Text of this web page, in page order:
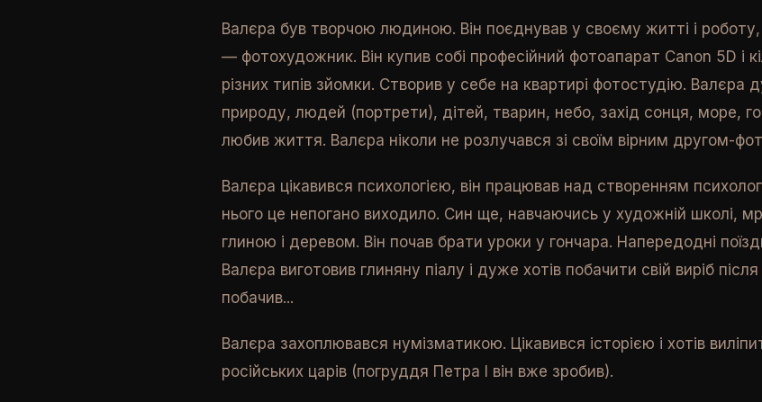
Валєра був творчою людиною. Він поєднував у своєму житті і роботу,
— фотохудожник. Він купив собі професійний фотоапарат Canon 5D і
різних типів зйомки. Створив у себе на квартирі фотостудію. Валєра
природу, людей (портрети), дітей, тварин, небо, захід сонця, море,
любив життя. Валєра ніколи не розлучався зі своїм вірним другом-
Валєра цікавився психологією, він працював над створенням
нього це непогано виходило. Син ще, навчаючись у художній школі,
глиною і деревом. Він почав брати уроки у гончара. Напередодні
Валєра виготовив глиняну піалу і дуже хотів побачити свій виріб
побачив...
Валєра захоплювався нумізматикою. Цікавився історією і хотів
російських царів (погруддя Петра I він вже зробив).